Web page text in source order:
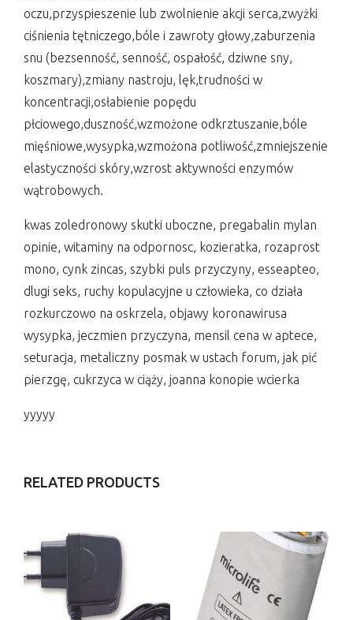
oczu,przyspieszenie lub zwolnienie akcji serca,zwyżki
ciśnienia tętniczego,bóle i zawroty głowy,zaburzenia
snu (bezsenność, senność, ospałość, dziwne sny,
koszmary),zmiany nastroju, lęk,trudności w
koncentracji,osłabienie popędu
płciowego,duszność,wzmożone odkrztuszanie,bóle
mięśniowe,wysypka,wzmożona potliwość,zmniejszenie
elastyczności skóry,wzrost aktywności enzymów
wątrobowych.
kwas zoledronowy skutki uboczne, pregabalin mylan
opinie, witaminy na odpornosc, kozieratka, rozaprost
mono, cynk zincas, szybki puls przyczyny, esseapteo,
dlugi seks, ruchy kopulacyjne u człowieka, co działa
rozkurczowo na oskrzela, objawy koronawirusa
wysypka, jeczmien przyczyna, mensil cena w aptece,
seturacja, metaliczny posmak w ustach forum, jak pić
pierzgę, cukrzyca w ciąży, joanna konopie wcierka
yyyyy
RELATED PRODUCTS